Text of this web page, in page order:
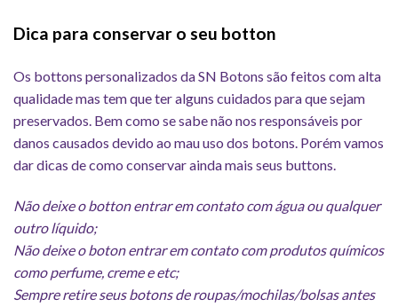
Dica para conservar o seu botton
Os bottons personalizados da SN Botons são feitos com alta
qualidade mas tem que ter alguns cuidados para que sejam
preservados. Bem como se sabe não nos responsáveis por
danos causados devido ao mau uso dos botons. Porém vamos
dar dicas de como conservar ainda mais seus buttons.
Não deixe o botton entrar em contato com água ou qualquer
outro líquido;
Não deixe o boton entrar em contato com produtos químicos
como perfume, creme e etc;
Sempre retire seus botons de roupas/mochilas/bolsas antes